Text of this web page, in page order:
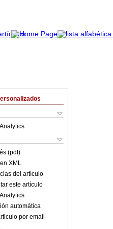
(pdf)
XML
del artículo
este artículo
automática
por email